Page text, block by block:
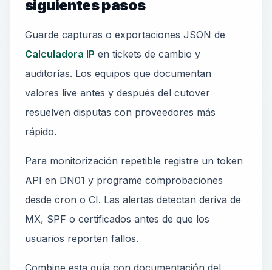
siguientes pasos
Guarde capturas o exportaciones JSON de
Calculadora IP en tickets de cambio y
auditorías. Los equipos que documentan
valores live antes y después del cutover
resuelven disputas con proveedores más
rápido.
Para monitorización repetible registre un token
API en DN01 y programe comprobaciones
desde cron o CI. Las alertas detectan deriva de
MX, SPF o certificados antes de que los
usuarios reporten fallos.
Combine esta guía con documentación del